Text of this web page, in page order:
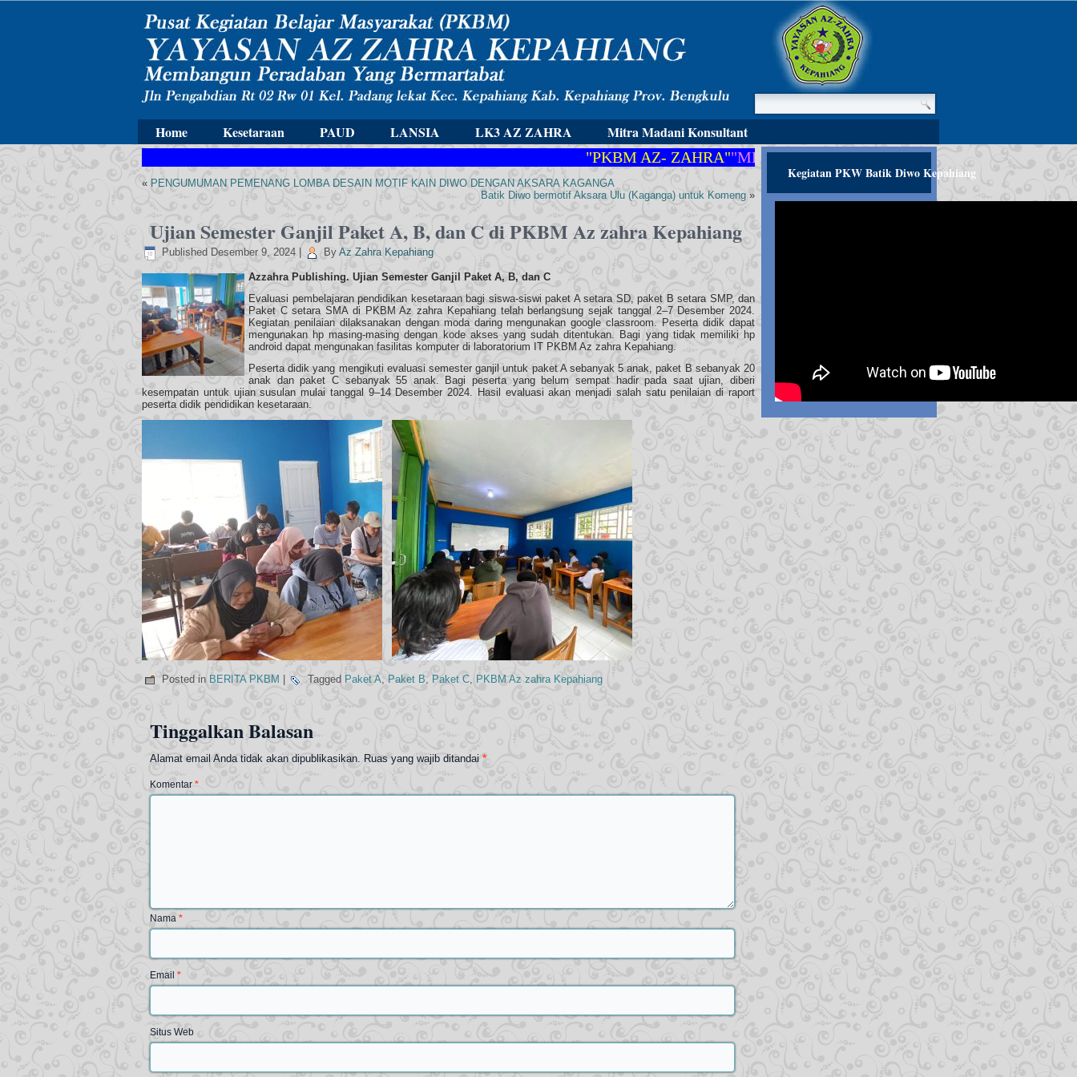
Home Kesetaraan PAUD LANSIA LK3 AZ ZAHRA Mitra Madani Konsultant
"PKBM AZ- ZAHRA""MEMBANGUN PERADABAN YANG
« PENGUMUMAN PEMENANG LOMBA DESAIN MOTIF KAIN DIWO DENGAN AKSARA KAGANGA
Batik Diwo bermotif Aksara Ulu (Kaganga) untuk Komeng »
Ujian Semester Ganjil Paket A, B, dan C di PKBM Az zahra Kepahiang
Published Desember 9, 2024 By Az Zahra Kepahiang
Azzahra Publishing. Ujian Semester Ganjil Paket A, B, dan C
Evaluasi pembelajaran pendidikan kesetaraan bagi siswa-siswi paket A setara SD, paket B setara SMP, dan
Paket C setara SMA di PKBM Az zahra Kepahiang telah berlangsung sejak tanggal 2–7 Desember 2024.
Kegiatan penilaian dilaksanakan dengan moda daring mengunakan google classroom. Peserta didik dapat
mengunakan hp masing-masing dengan kode akses yang sudah ditentukan. Bagi yang tidak memiliki hp
android dapat mengunakan fasilitas komputer di laboratorium IT PKBM Az zahra Kepahiang.
Peserta didik yang mengikuti evaluasi semester ganjil untuk paket A sebanyak 5 anak, paket B sebanyak 20
anak dan paket C sebanyak 55 anak. Bagi peserta yang belum sempat hadir pada saat ujian, diberi
kesempatan untuk ujian susulan mulai tanggal 9–14 Desember 2024. Hasil evaluasi akan menjadi salah satu penilaian di raport
peserta didik pendidikan kesetaraan.
Posted in BERITA PKBM Tagged Paket A, Paket B, Paket C, PKBM Az zahra Kepahiang
Tinggalkan Balasan
Alamat email Anda tidak akan dipublikasikan. Ruas yang wajib ditandai *
Komentar *
Nama *
Email *
Situs Web
Kegiatan PKW Batik Diwo Kepahiang